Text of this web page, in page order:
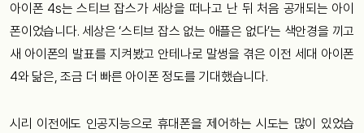
아이폰 4s는 스티브 잡스가 세상을 떠나고 난 뒤 처음 공개되는 아이
폰이었습니다. 세상은 ‘스티브 잡스 없는 애플은 없다’는 색안경을 끼고
새 아이폰의 발표를 지켜봤고 안테나로 말썽을 겪은 이전 세대 아이폰
4와 닮은, 조금 더 빠른 아이폰 정도를 기대했습니다.
시리 이전에도 인공지능으로 휴대폰을 제어하는 시도는 많이 있었습